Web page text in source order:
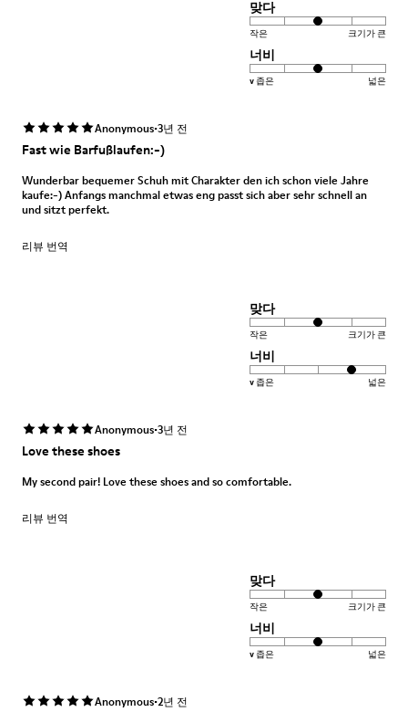
맞다
작은 크기가 큰
너비
v 좁은 넓은
Anonymous·3년 전
Fast wie Barfußlaufen:-)
Wunderbar bequemer Schuh mit Charakter den ich schon viele Jahre
kaufe:-) Anfangs manchmal etwas eng passt sich aber sehr schnell an
und sitzt perfekt.
리뷰 번역
맞다
작은 크기가 큰
너비
v 좁은 넓은
Anonymous·3년 전
Love these shoes
My second pair! Love these shoes and so comfortable.
리뷰 번역
맞다
작은 크기가 큰
너비
v 좁은 넓은
Anonymous·2년 전